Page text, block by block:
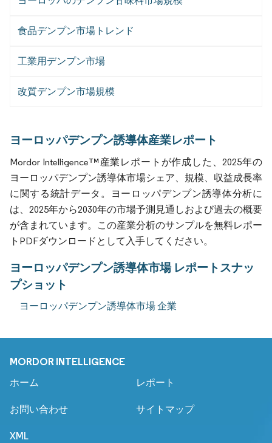
食品デンプン市場トレンド
工業用デンプン市場
改質デンプン市場規模
ヨーロッパデンプン誘導体産業レポート
Mordor Intelligence™産業レポートが作成した、2025年の
ヨーロッパデンプン誘導体市場シェア、規模、収益成長率
に関する統計データ。ヨーロッパデンプン誘導体分析に
は、2025年から2030年の市場予測見通しおよび過去の概要
が含まれています。この産業分析のサンプルを無料レポー
トPDFダウンロードとして入手してください。
ヨーロッパデンプン誘導体市場 レポートスナッ
プショット
ヨーロッパデンプン誘導体市場 企業
MORDOR INTELLIGENCE
ホーム レポート
お問い合わせ サイトマップ
XML